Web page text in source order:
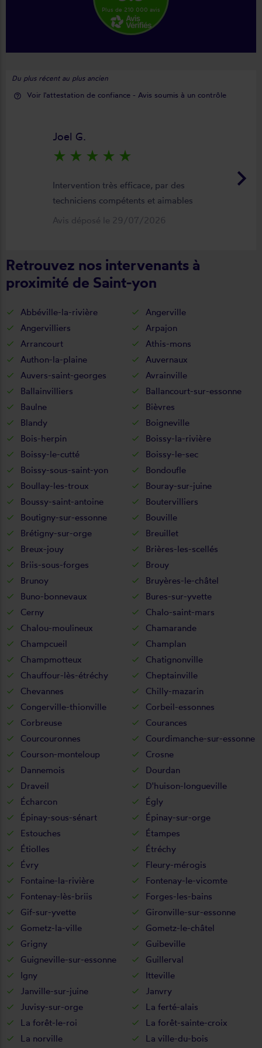
Plus de 210 000 avis
Du plus récent au plus ancien
help_outline Voir l'attestation de confiance - Avis soumis à un contrôle
keyboard_arrow_right
Joel G.
star_rate star_rate star_rate star_rate star_rate
Intervention très efficace, par des
techniciens compétents et aimables
Avis déposé le 29/07/2026
Retrouvez nos intervenants à
proximité de Saint-yon
Abbéville-la-rivière
Angerville
Angervilliers
Arpajon
Arrancourt
Athis-mons
Authon-la-plaine
Auvernaux
Auvers-saint-georges
Avrainville
Ballainvilliers
Ballancourt-sur-essonne
Baulne
Bièvres
Blandy
Boigneville
Bois-herpin
Boissy-la-rivière
Boissy-le-cutté
Boissy-le-sec
Boissy-sous-saint-yon
Bondoufle
Boullay-les-troux
Bouray-sur-juine
Boussy-saint-antoine
Boutervilliers
Boutigny-sur-essonne
Bouville
Brétigny-sur-orge
Breuillet
Breux-jouy
Brières-les-scellés
Briis-sous-forges
Brouy
Brunoy
Bruyères-le-châtel
Buno-bonnevaux
Bures-sur-yvette
Cerny
Chalo-saint-mars
Chalou-moulineux
Chamarande
Champcueil
Champlan
Champmotteux
Chatignonville
Chauffour-lès-étréchy
Cheptainville
Chevannes
Chilly-mazarin
Congerville-thionville
Corbeil-essonnes
Corbreuse
Courances
Courcouronnes
Courdimanche-sur-essonne
Courson-monteloup
Crosne
Dannemois
Dourdan
Draveil
D'huison-longueville
Écharcon
Égly
Épinay-sous-sénart
Épinay-sur-orge
Estouches
Étampes
Étiolles
Étréchy
Évry
Fleury-mérogis
Fontaine-la-rivière
Fontenay-le-vicomte
Fontenay-lès-briis
Forges-les-bains
Gif-sur-yvette
Gironville-sur-essonne
Gometz-la-ville
Gometz-le-châtel
Grigny
Guibeville
Guigneville-sur-essonne
Guillerval
Igny
Itteville
Janville-sur-juine
Janvry
Juvisy-sur-orge
La ferté-alais
La forêt-le-roi
La forêt-sainte-croix
La norville
La ville-du-bois